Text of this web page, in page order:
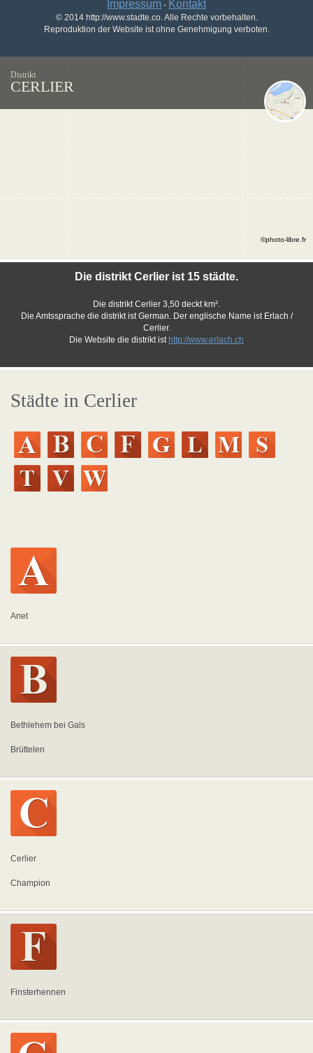
Impressum - Kontakt
© 2014 http://www.stadte.co. Alle Rechte vorbehalten.
Reproduktion der Website ist ohne Genehmigung verboten.
Distrikt
CERLIER
Die distrikt Cerlier ist 15 städte.
Die distrikt Cerlier 3,50 deckt km².
Die Amtssprache die distrikt ist German. Der englische Name ist Erlach /
Cerlier.
Die Website die distrikt ist http://www.erlach.ch
©photo-libre.fr
Städte in Cerlier
Anet
Bethlehem bei Gals
Brüttelen
Cerlier
Champion
Finsterhennen